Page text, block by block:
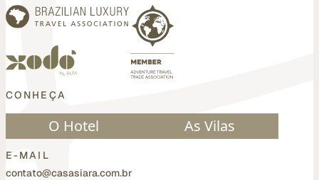
CONHEÇA
O Hotel As Vilas
E-MAIL
contato@casasiara.com.br